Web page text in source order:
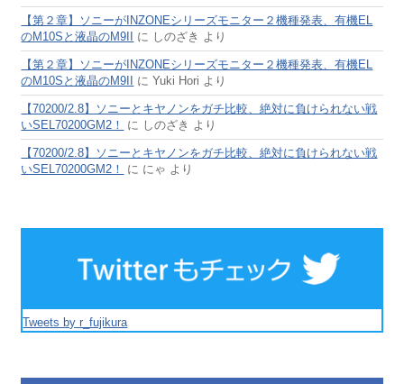
【第２章】ソニーがINZONEシリーズモニター２機種発表、有機EL
のM10Sと液晶のM9II
に しのざき より
【第２章】ソニーがINZONEシリーズモニター２機種発表、有機EL
のM10Sと液晶のM9II
にYuki Hori より
【70200/2.8】ソニーとキヤノンをガチ比較、絶対に負けられない戦
いSEL70200GM2！
に しのざき より
【70200/2.8】ソニーとキヤノンをガチ比較、絶対に負けられない戦
いSEL70200GM2！
に にゃ より
Tweets by r_fujikura